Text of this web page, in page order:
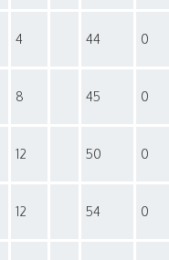
4 44 0
8 45 0
12 50 0
12 54 0